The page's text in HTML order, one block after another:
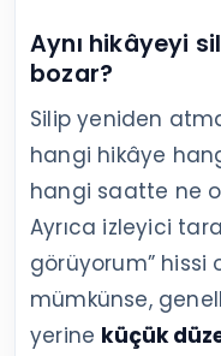
Aynı hikâyeyi
bozar?
Silip yeniden
hangi hikâye
hangi saatte ne
Ayrıca izleyici
görüyorum” hissi
mümkünse,
yerine küçük